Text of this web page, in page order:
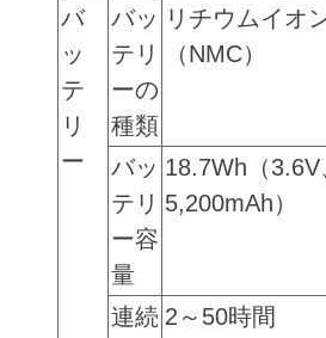
バ
ッ
テ
リ
ー
バッ
テリ
ーの
種類
リチウムイオ
（NMC）
バッ
テリ
ー容
量
18.7Wh（3.6V
5,200mAh）
連続 2～50時間